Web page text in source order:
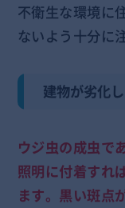
不衛生な環境に
ないよう十分に
建物が劣化
ウジ虫の成虫で
照明に付着すれ
ます。黒い斑点